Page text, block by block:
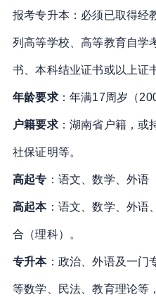
报考专升本：必须已取得经
列高等学校、高等教育自学
书、本科结业证书或以上证
年龄要求：年满17周岁（
户籍要求：湖南省户籍，或
社保证明等。
高起专 ：语文、数学、外语
高起本：语文、数学、外语
合（理科） 。
专升本：政治、外语及一门
等数学、民法、教育理论等